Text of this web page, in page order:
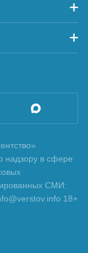
надзору в сфере
СМИ:
18+